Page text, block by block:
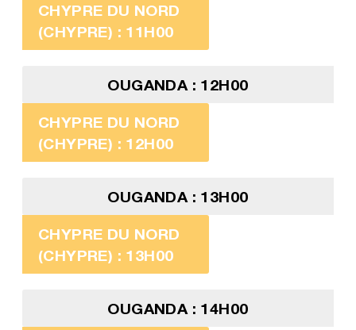
CHYPRE DU NORD
(CHYPRE) : 11H00
OUGANDA : 12H00
CHYPRE DU NORD
(CHYPRE) : 12H00
OUGANDA : 13H00
CHYPRE DU NORD
(CHYPRE) : 13H00
OUGANDA : 14H00